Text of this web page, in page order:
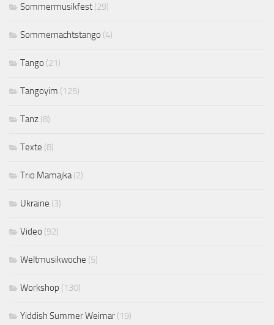
Sommermusikfest (29)
Sommernachtstango (4)
Tango (21)
Tangoyim (125)
Tanz (8)
Texte (8)
Trio Mamajka(2)
Ukraine (3)
Video (92)
Weltmusikwoche (5)
Workshop (130)
Yiddish Summer Weimar (19)